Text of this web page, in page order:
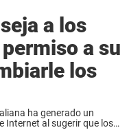
a los
a su
los
ha generado un
Internet al sugerir que los